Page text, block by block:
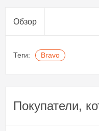
Обзор
Теги: Bravo
Покупатели,